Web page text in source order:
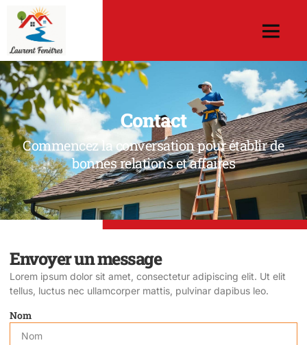
Contact
Commencez la conversation pour établir de
bonnes relations et affaires
Envoyer un message
Lorem ipsum dolor sit amet, consectetur adipiscing elit. Ut elit
tellus, luctus nec ullamcorper mattis, pulvinar dapibus leo.
Nom